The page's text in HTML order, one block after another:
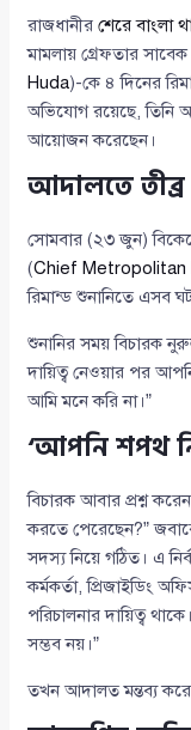
রাজধানীরশেরে বাংলা
মামলায় গ্রেফতার সাবেক
Huda)-কে ৪ দিনের
অভিযোগ রয়েছে, তিনি
আয়োজন করেছেন।
আদালতে তীব্র
সোমবার (২৩ জুন)
(Chief Metropolitan
রিমান্ড শুনানিতে এসব
শুনানির সময় বিচারক
দায়িত্ব নেওয়ার পর
আমি মনে করি না।”
‘আপনি শপথ
বিচারক আবার প্রশ্ন
করতে পেরেছেন?”
সদস্য নিয়ে গঠিত। এ
কর্মকর্তা, প্রিজাইডিং
পরিচালনার দায়িত্ব
সম্ভব নয়।”
তখন আদালত মন্তব্য